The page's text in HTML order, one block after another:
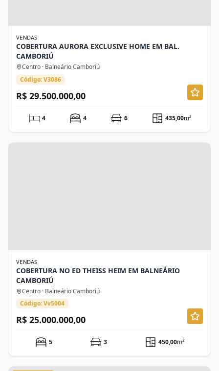
VENDAS
COBERTURA AURORA EXCLUSIVE HOME EM BAL.
CAMBORIÚ
Centro · Balneário Camboriú
Código: V3086
R$ 29.500.000,00
4 4 6 435,00m²
VENDAS
COBERTURA NO ED THEISS HEIM EM BALNEÁRIO
CAMBORIÚ
Centro · Balneário Camboriú
Código: Vv5004
R$ 25.000.000,00
5 3 450,00m²